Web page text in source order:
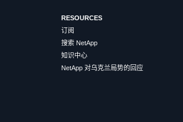
RESOURCES
订阅
搜索 NetApp
知识中心
NetApp 对乌克兰局势的回应